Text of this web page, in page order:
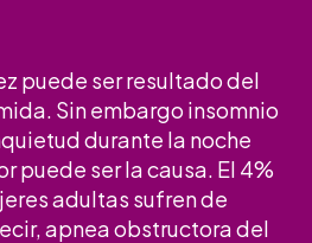
puede ser resultado del
Sin embargo insomnio
durante la noche
puede ser la causa. El 4%
adultas sufren de
apnea obstructora del